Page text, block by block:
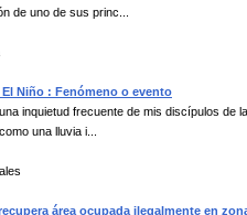
de uno de sus princ...
Niño : Fenómeno o evento
inquietud frecuente de mis discípulos de
una lluvia i...
área ocupada ilegalmente en